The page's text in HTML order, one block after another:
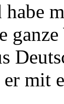
habe
er mit